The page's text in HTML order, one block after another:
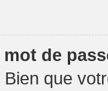
mot de
que